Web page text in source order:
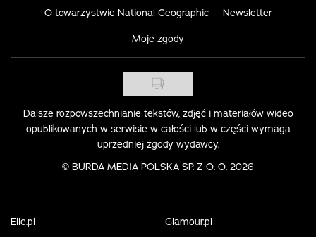
O towarzystwie National Geographic Newsletter
Moje zgody
Dalsze rozpowszechnianie tekstów, zdjęć i materiałów wideo
opublikowanych w serwisie w całości lub w części wymaga
uprzedniej zgody wydawcy.
© BURDA MEDIA POLSKA SP. Z O. O. 2026
Elle.pl
Glamour.pl